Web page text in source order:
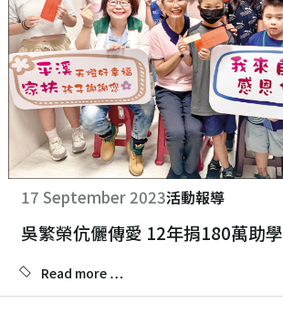
17 September 2023活動報導
吳繁榮伉儷傳愛 12年捐180萬助學
Read more …